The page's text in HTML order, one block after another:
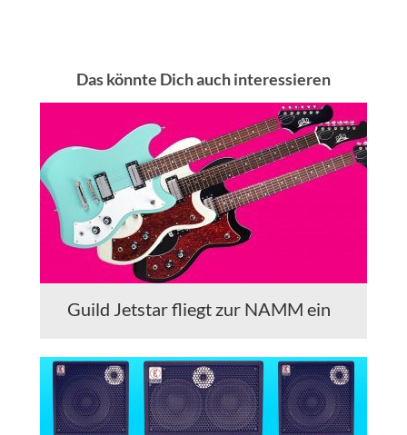
Das könnte Dich auch interessieren
Guild Jetstar fliegt zur NAMM ein